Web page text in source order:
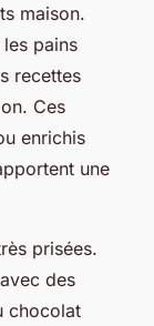
maison.
pains
recettes
Ces
enrichis
une
prisées.
des
chocolat